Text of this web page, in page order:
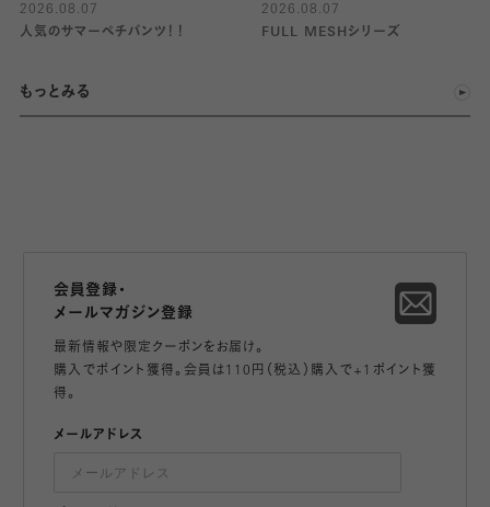
2026.08.07
人気のサマーペチパンツ！！
2026.08.07
FULL MESHシリーズ
もっとみる
会員登録・
メールマガジン登録
最新情報や限定クーポンをお届け。
購入でポイント獲得。会員は110円（税込）購入で+1ポイント獲
得。
メールアドレス